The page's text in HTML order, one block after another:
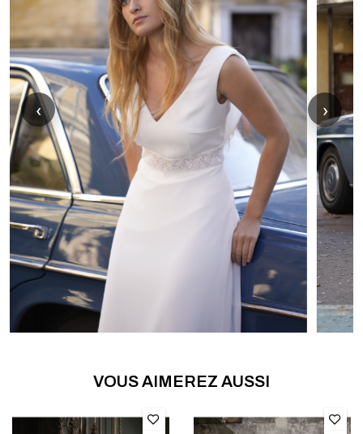
‹ ›
VOUS AIMEREZ AUSSI